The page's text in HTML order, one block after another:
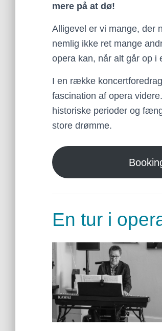
mere på at dø!
Alligevel er vi mange, der
nemlig ikke ret mange
opera kan, når alt går op i
I en række
fascination af opera
historiske perioder og
store drømme.
En tur i